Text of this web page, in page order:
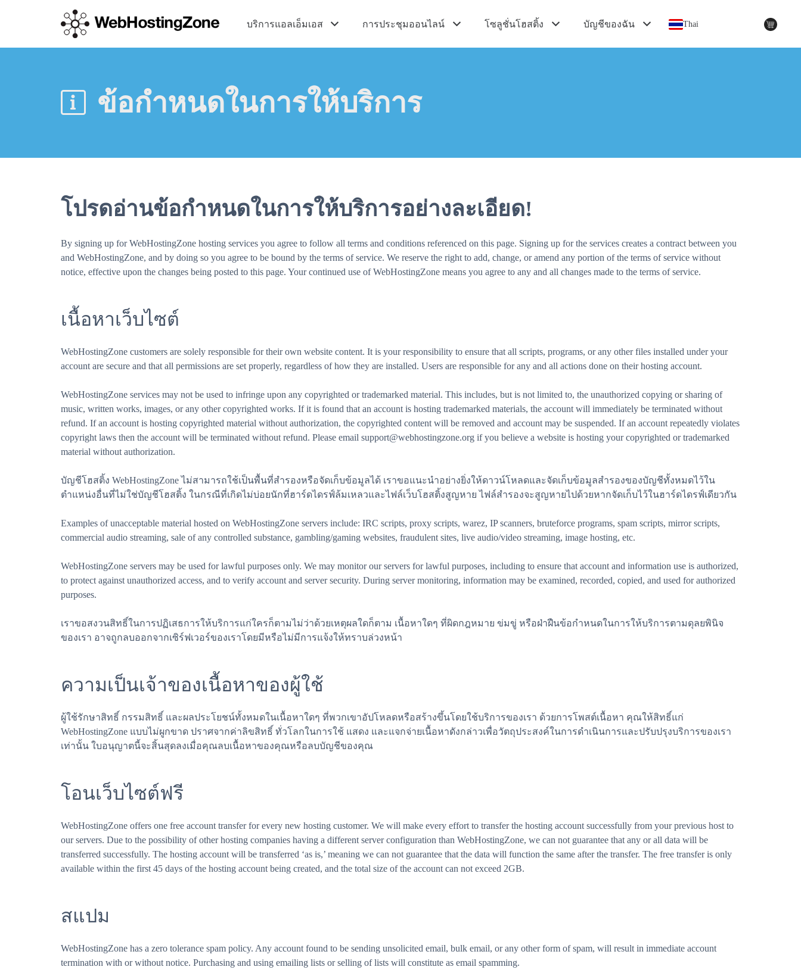
บริการแอลเอ็มเอส การประชุมออนไลน์ โซลูชั่นโฮสติ้ง บัญชีของฉัน Thai
ข้อกำหนดในการให้บริการ
โปรดอ่านข้อกำหนดในการให้บริการอย่างละเอียด!
By signing up for WebHostingZone hosting services you agree to follow all terms and conditions referenced on this page. Signing up for the services creates a contract between you
and WebHostingZone, and by doing so you agree to be bound by the terms of service. We reserve the right to add, change, or amend any portion of the terms of service without
notice, effective upon the changes being posted to this page. Your continued use of WebHostingZone means you agree to any and all changes made to the terms of service.
เนื้อหาเว็บไซต์
WebHostingZone customers are solely responsible for their own website content. It is your responsibility to ensure that all scripts, programs, or any other files installed under your
account are secure and that all permissions are set properly, regardless of how they are installed. Users are responsible for any and all actions done on their hosting account.
WebHostingZone services may not be used to infringe upon any copyrighted or trademarked material. This includes, but is not limited to, the unauthorized copying or sharing of
music, written works, images, or any other copyrighted works. If it is found that an account is hosting trademarked materials, the account will immediately be terminated without
refund. If an account is hosting copyrighted material without authorization, the copyrighted content will be removed and account may be suspended. If an account repeatedly violates
copyright laws then the account will be terminated without refund. Please email support@webhostingzone.org if you believe a website is hosting your copyrighted or trademarked
material without authorization.
บัญชีโฮสติ้ง WebHostingZone ไม่สามารถใช้เป็นพื้นที่สำรองหรือจัดเก็บข้อมูลได้ เราขอแนะนำอย่างยิ่งให้ดาวน์โหลดและจัดเก็บข้อมูลสำรองของบัญชีทั้งหมดไว้ใน
ตำแหน่งอื่นที่ไม่ใช่บัญชีโฮสติ้ง ในกรณีที่เกิดไม่บ่อยนักที่ฮาร์ดไดรฟ์ล้มเหลวและไฟล์เว็บโฮสติ้งสูญหาย ไฟล์สำรองจะสูญหายไปด้วยหากจัดเก็บไว้ในฮาร์ดไดรฟ์เดียวกัน
Examples of unacceptable material hosted on WebHostingZone servers include: IRC scripts, proxy scripts, warez, IP scanners, bruteforce programs, spam scripts, mirror scripts,
commercial audio streaming, sale of any controlled substance, gambling/gaming websites, fraudulent sites, live audio/video streaming, image hosting, etc.
WebHostingZone servers may be used for lawful purposes only. We may monitor our servers for lawful purposes, including to ensure that account and information use is authorized,
to protect against unauthorized access, and to verify account and server security. During server monitoring, information may be examined, recorded, copied, and used for authorized
purposes.
เราขอสงวนสิทธิ์ในการปฏิเสธการให้บริการแก่ใครก็ตามไม่ว่าด้วยเหตุผลใดก็ตาม เนื้อหาใดๆ ที่ผิดกฎหมาย ข่มขู่ หรือฝ่าฝืนข้อกำหนดในการให้บริการตามดุลยพินิจ
ของเรา อาจถูกลบออกจากเซิร์ฟเวอร์ของเราโดยมีหรือไม่มีการแจ้งให้ทราบล่วงหน้า
ความเป็นเจ้าของเนื้อหาของผู้ใช้
ผู้ใช้รักษาสิทธิ์ กรรมสิทธิ์ และผลประโยชน์ทั้งหมดในเนื้อหาใดๆ ที่พวกเขาอัปโหลดหรือสร้างขึ้นโดยใช้บริการของเรา ด้วยการโพสต์เนื้อหา คุณให้สิทธิ์แก่
WebHostingZone แบบไม่ผูกขาด ปราศจากค่าลิขสิทธิ์ ทั่วโลกในการใช้ แสดง และแจกจ่ายเนื้อหาดังกล่าวเพื่อวัตถุประสงค์ในการดำเนินการและปรับปรุงบริการของเรา
เท่านั้น ใบอนุญาตนี้จะสิ้นสุดลงเมื่อคุณลบเนื้อหาของคุณหรือลบบัญชีของคุณ
โอนเว็บไซต์ฟรี
WebHostingZone offers one free account transfer for every new hosting customer. We will make every effort to transfer the hosting account successfully from your previous host to
our servers. Due to the possibility of other hosting companies having a different server configuration than WebHostingZone, we can not guarantee that any or all data will be
transferred successfully. The hosting account will be transferred ‘as is,’ meaning we can not guarantee that the data will function the same after the transfer. The free transfer is only
available within the first 45 days of the hosting account being created, and the total size of the account can not exceed 2GB.
สแปม
WebHostingZone has a zero tolerance spam policy. Any account found to be sending unsolicited email, bulk email, or any other form of spam, will result in immediate account
termination with or without notice. Purchasing and using emailing lists or selling of lists will constitute as email spamming.